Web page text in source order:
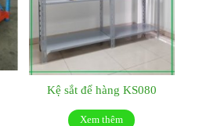
Kệ sắt để hàng KS080
Xem thêm